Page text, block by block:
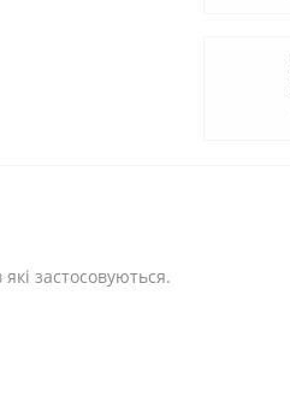
застосовуються.